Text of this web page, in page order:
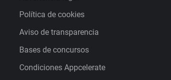
Política de cookies
Aviso de transparencia
Bases de concursos
Condiciones Appcelerate